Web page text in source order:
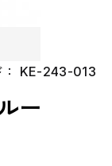
KE-243-013
ー